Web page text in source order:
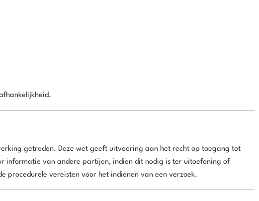
getreden. Deze wet geeft uitvoering aan het recht op toegang tot
informatie van andere partijen, indien dit nodig is ter uitoefening of
procedurele vereisten voor het indienen van een verzoek.